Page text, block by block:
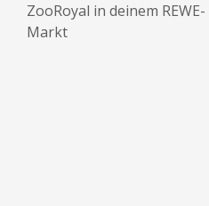
ZooRoyal in deinem REWE-
Markt